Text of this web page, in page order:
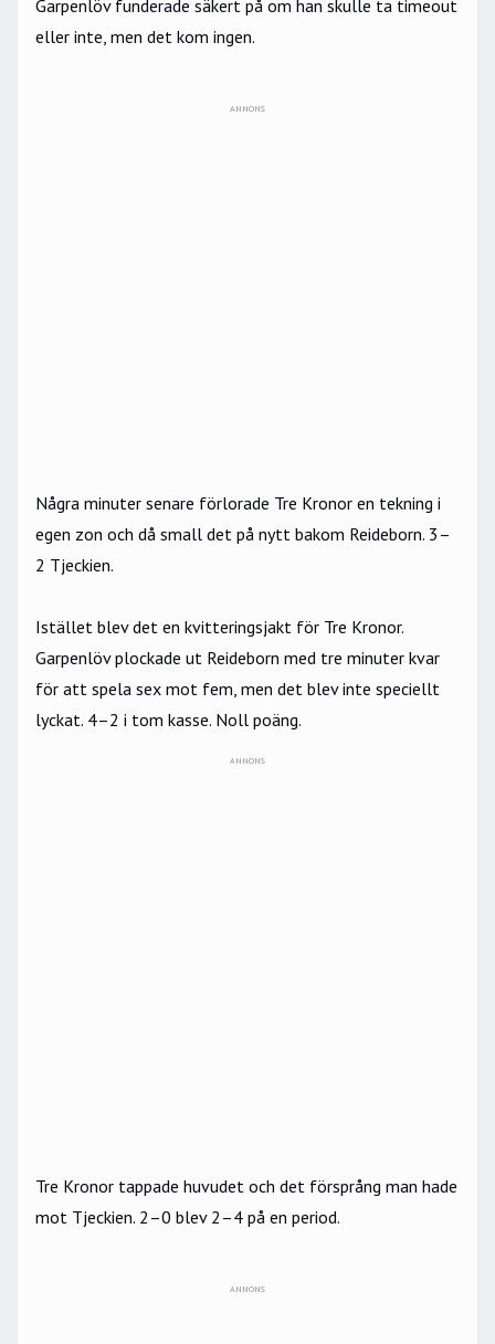
Garpenlöv funderade säkert på om han skulle ta timeout
eller inte, men det kom ingen.
ANNONS
Några minuter senare förlorade Tre Kronor en tekning i
egen zon och då small det på nytt bakom Reideborn. 3–
2 Tjeckien.
Istället blev det en kvitteringsjakt för Tre Kronor.
Garpenlöv plockade ut Reideborn med tre minuter kvar
för att spela sex mot fem, men det blev inte speciellt
lyckat. 4–2 i tom kasse. Noll poäng.
ANNONS
Tre Kronor tappade huvudet och det försprång man hade
mot Tjeckien. 2–0 blev 2–4 på en period.
ANNONS